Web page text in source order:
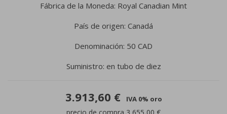
Fábrica de la Moneda: Royal Canadian Mint
País de origen: Canadá
Denominación: 50 CAD
Suministro: en tubo de diez
3.913,60 € IVA 0% oro